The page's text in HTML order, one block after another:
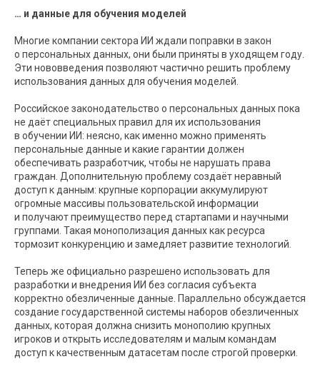
… и данные для обучения моделей
Многие компании сектора ИИ ждали поправки в закон
о персональных данных, они были приняты в уходящем году.
Эти нововведения позволяют частично решить проблему
использования данных для обучения моделей.
Российское законодательство о персональных данных пока
не даёт специальных правил для их использования
в обучении ИИ: неясно, как именно можно применять
персональные данные и какие гарантии должен
обеспечивать разработчик, чтобы не нарушать права
граждан. Дополнительную проблему создаёт неравный
доступ к данным: крупные корпорации аккумулируют
огромные массивы пользовательской информации
и получают преимущество перед стартапами и научными
группами. Такая монополизация данных как ресурса
тормозит конкуренцию и замедляет развитие технологий.
Теперь же официально разрешено использовать для
разработки и внедрения ИИ без согласия субъекта
корректно обезличенные данные. Параллельно обсуждается
создание государственной системы наборов обезличенных
данных, которая должна снизить монополию крупных
игроков и открыть исследователям и малым командам
доступ к качественным датасетам после строгой проверки.